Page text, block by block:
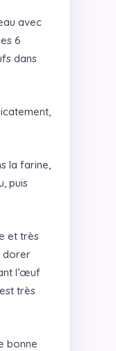
avec
6
dans
la farine,
puis
et très
dorer
l’œuf
très
bonne